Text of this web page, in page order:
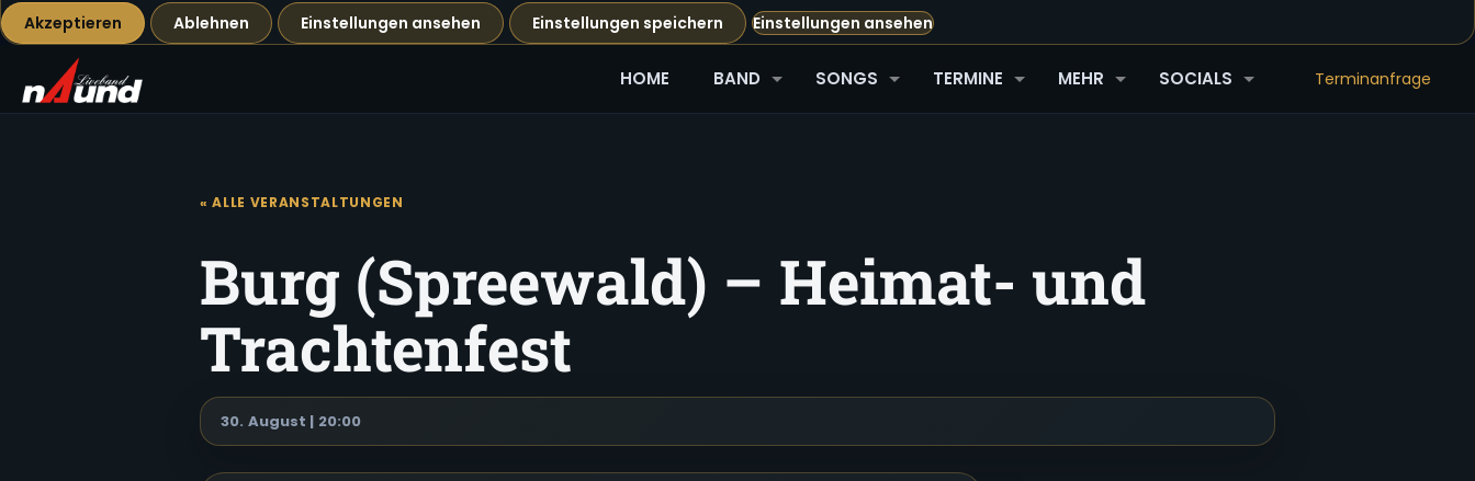
Akzeptieren Ablehnen Einstellungen ansehen Einstellungen speichern Einstellungen ansehen
HOME BAND SONGS TERMINE MEHR SOCIALS Terminanfrage
« ALLE VERANSTALTUNGEN
Burg (Spreewald) – Heimat- und
Trachtenfest
30. August | 20:00